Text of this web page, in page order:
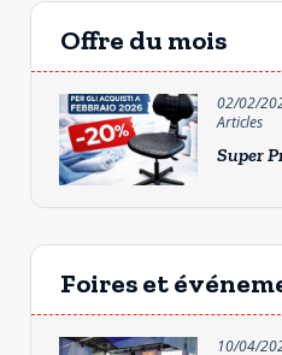
Offre du mois
02/02/
Articles
Super
Foires et
10/04/